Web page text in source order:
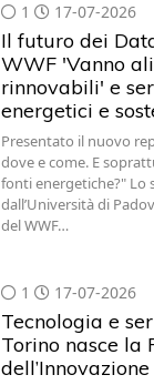
1 17-07-2026
Il futuro dei
WWF 'Vanno
rinnovabili' e
energetici e
Presentato il nuovo
dove e come. E
fonti energetiche?" Lo
dall’Università di
del WWF…
1 17-07-2026
Tecnologia e
Torino nasce la